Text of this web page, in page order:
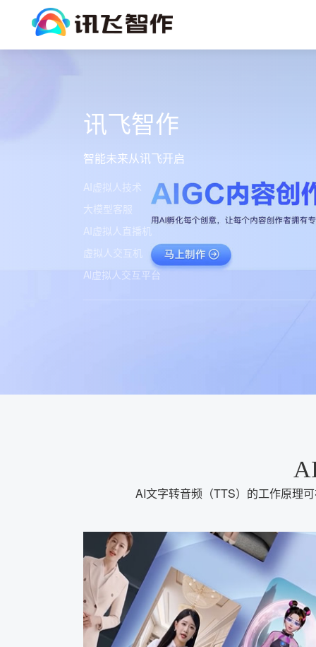
讯飞智作
智能未来从讯飞开启
AI虚拟人技术
大模型客服
AI虚拟人直播机
虚拟人交互机
Al虚拟人交互平台
AI文字转音频（TTS）的工作原理